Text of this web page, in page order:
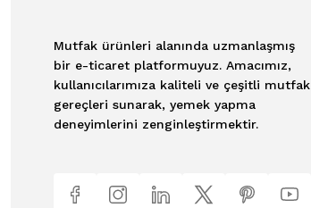
Mutfak ürünleri alanında uzmanlaşmış
bir e-ticaret platformuyuz. Amacımız,
kullanıcılarımıza kaliteli ve çeşitli mutfak
gereçleri sunarak, yemek yapma
deneyimlerini zenginleştirmektir.